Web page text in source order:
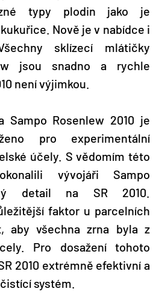
typy plodin jako je
Nově je v nabídce i
sklízecí mlátičky
jsou snadno a rychle
není výjimkou.
Sampo Rosenlew 2010 je
pro experimentální
účely. S vědomím této
vývojáři Sampo
detail na SR 2010.
faktor u parcelních
aby všechna zrna byla z
Pro dosažení tohoto
2010 extrémně efektivní a
systém.